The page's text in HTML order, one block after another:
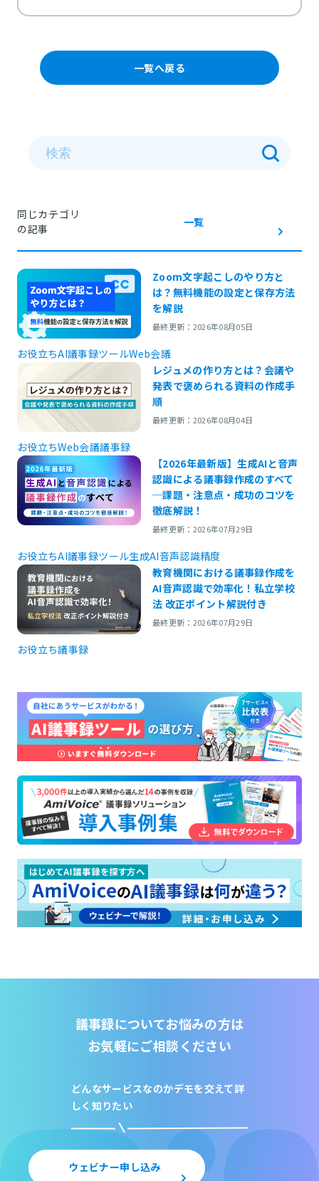
一覧へ戻る
同じカテゴリ
の記事
一覧
Zoom文字起こしのやり方と
は？無料機能の設定と保存方法
を解説
最終更新：2026年08月05日
お役立ちAI議事録ツールWeb会議
レジュメの作り方とは？会議や
発表で褒められる資料の作成手
順
最終更新：2026年08月04日
お役立ちWeb会議議事録
【2026年最新版】生成AIと音声
認識による議事録作成のすべて
─課題・注意点・成功のコツを
徹底解説！
最終更新：2026年07月29日
お役立ちAI議事録ツール生成AI音声認識精度
教育機関における議事録作成を
AI音声認識で効率化！私立学校
法 改正ポイント解説付き
最終更新：2026年07月29日
お役立ち議事録
議事録についてお悩みの方は
お気軽にご相談ください
どんなサービスなのかデモを交えて詳
しく知りたい
ウェビナー申し込み